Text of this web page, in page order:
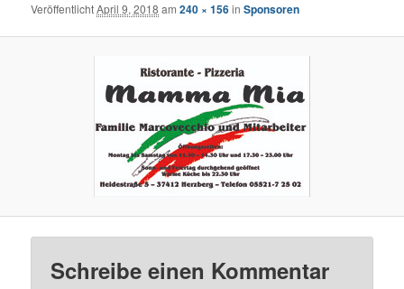
VeröffentlichtApril 9, 2018 am240 × 156inSponsoren
Schreibe einen Kommentar